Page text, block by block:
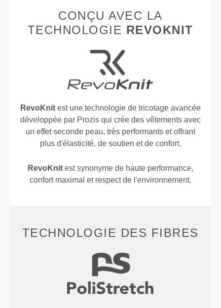
CONÇU AVEC LA
TECHNOLOGIE REVOKNIT
RevoKnitest une technologie de tricotage avancée
développée par Prozis qui crée des vêtements avec
un effet seconde peau, très performants et offrant
plus d'élasticité, de soutien et de confort.
RevoKnitest synonyme de haute performance,
confort maximal et respect de l'environnement.
TECHNOLOGIE DES FIBRES